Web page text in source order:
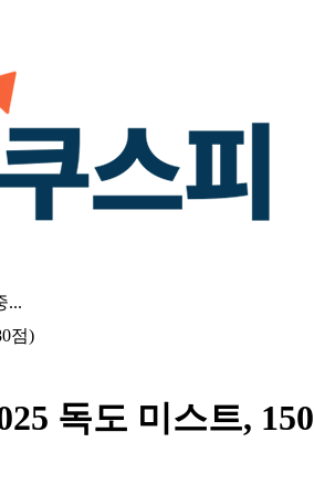
...
점)
독도 미스트,